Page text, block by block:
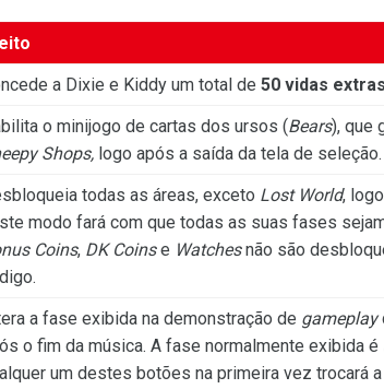
a Dixie e Kiddy um total de 50 vidas extras
o minijogo de cartas dos ursos (Bears), que
Shops, logo após a saída da tela de seleção.
todas as áreas, exceto Lost World,
modo fará com que todas as suas fases
Coins, DK Coinse Watchesnão são
a fase exibida na demonstração de gameplay
o fim da música. A fase normalmente exibida é
um destes botões na primeira vez trocará